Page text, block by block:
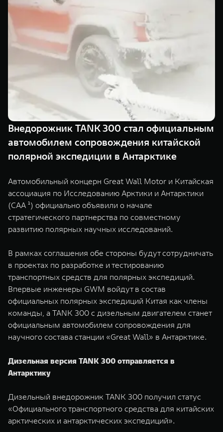
TANK 500
Веди за собой
от 6 499 000 ₽
Сила
от 10 199
WEY 07
от 6 149 000 ₽ от 5 699
WEY 80
Масштаб возможностей
TANK Финансы
Корпоративным клиентам
TANK ФИНАНСЫ
TANK Лизинг
TANK Страхование
Сервис
Специальные предложения
Моторные масла
ЦИФРОВЫЕ СЕРВИСЫ TANK
Цифровые сервисы TANK
Внедорожник TANK 300 стал официальным
автомобилем сопровождения китайской
полярной экспедиции в Антарктике
Автомобильный концерн Great Wall Motor и Китайская
ассоциация по Исследованию Арктики и Антарктики
(CAA ¹) официально объявили о начале
стратегического партнерства по совместному
развитию полярных научных исследований.
В рамках соглашения обе стороны будут сотрудничать
в проектах по разработке и тестированию
транспортных средств для полярных экспедиций.
Впервые инженеры GWM войдут в состав
официальных полярных экспедиций Китая как члены
команды, а TANK 300 с дизельным двигателем станет
официальным автомобилем сопровождения для
научного состава станции «Great Wall» в Антарктике.
Дизельная версия TANK 300 отправляется в
Антарктику
Дизельный внедорожник TANK 300 получил статус
«Официального транспортного средства для китайских
арктических и антарктических экспедиций».